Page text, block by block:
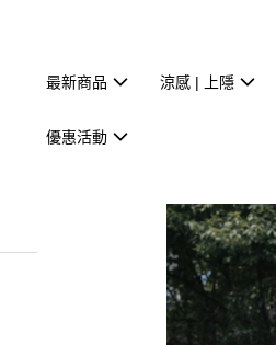
最新商品 涼感 | 上隱
優惠活動